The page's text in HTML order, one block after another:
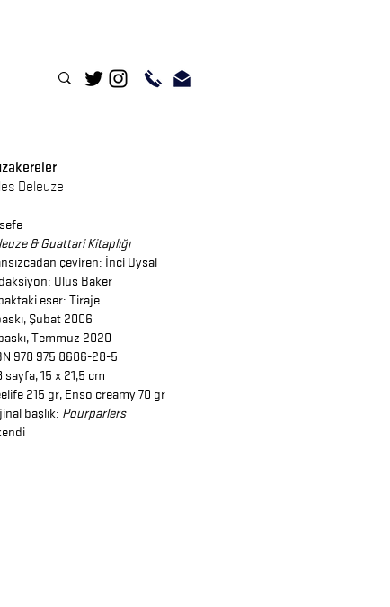
Deleuze
& Guattari Kitaplığı
çeviren: İnci Uysal
Ulus Baker
eser: Tiraje
Şubat 2006
Temmuz 2020
978 975 8686-28-5
sayfa, 15 x 21,5 cm
215 gr, Enso creamy 70 gr
başlık: Pourparlers